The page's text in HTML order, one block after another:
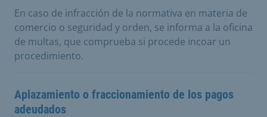
En caso de infracción de la normativa en materia de
comercio o seguridad y orden, se informa a la oficina
de multas, que comprueba si procede incoar un
procedimiento.
Aplazamiento o fraccionamiento de los pagos
adeudados